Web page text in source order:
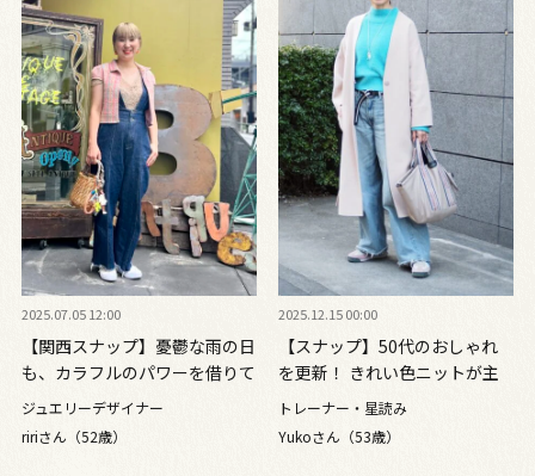
2025.07.05 12:00
【関西スナップ】憂鬱な雨の日
も、カラフルのパワーを借りて
元気に！
ジュエリーデザイナー
ririさん（52歳）
2025.12.15 00:00
【スナップ】50代のおしゃれ
を更新！ きれい色ニットが主
役の洗練カジュアル
トレーナー・星読み
Yukoさん（53歳）